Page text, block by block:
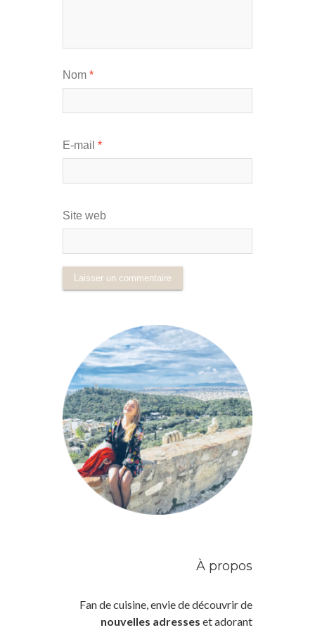
Nom *
E-mail *
Site web
À propos
Fan de cuisine, envie de découvrir de
nouvelles adresses et adorant